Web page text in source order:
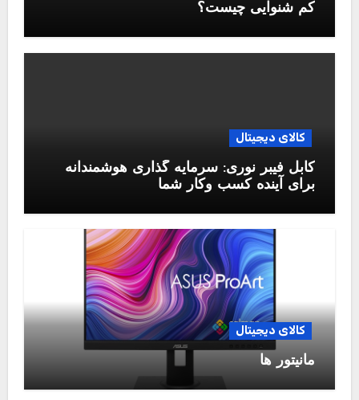
کم شنوایی چیست؟
کالای دیجیتال
کابل فیبر نوری: سرمایه گذاری هوشمندانه
برای آینده کسب وکار شما
کالای دیجیتال
مانیتور ها